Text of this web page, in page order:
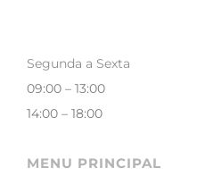
Segunda a Sexta
09:00 – 13:00
14:00 – 18:00
MENU PRINCIPAL